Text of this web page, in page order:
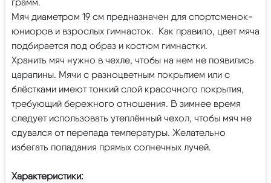
Мяч диаметром 19 см предназначен для спортсменок-
юниоров и взрослых гимнасток. Как правило, цвет мяча
подбирается под образ и костюм гимнастки.
Хранить мяч нужно в чехле, чтобы на нем не появились
царапины. Мячи с разноцветным покрытием или с
блёстками имеют тонкий слой красочного покрытия,
требующий бережного отношения. В зимнее время
следует использовать утеплённый чехол, чтобы мяч не
сдувался от перепада температуры. Желательно
избегать попадания прямых солнечных лучей.
Характеристики: